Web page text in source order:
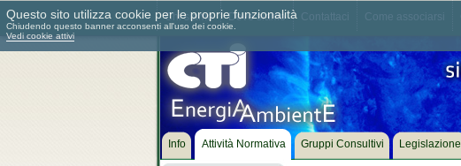
Chi siamo Dove siamo
Info Attività Normativa Gruppi Consultivi Legislazione
Questo sito utilizza cookie per le proprie funzionalità
Chiudendo questo banner acconsenti all'uso dei cookie.
Vedi cookie attivi